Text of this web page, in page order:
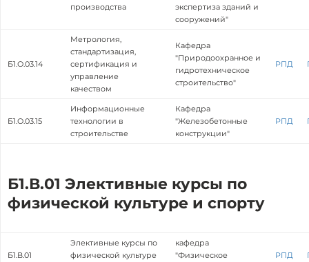
производства
экспертиза зданий и
сооружений"
Б1.О.03.14
Метрология,
стандартизация,
сертификация и
управление
качеством
Кафедра
"Природоохранное и
гидротехническое
строительство"
РПД
Б1.О.03.15
Информационные
технологии в
строительстве
Кафедра
"Железобетонные
конструкции"
РПД
Б1.В.01 Элективные курсы по
физической культуре и спорту
Б1.В.01
Элективные курсы по
физической культуре
кафедра
"Физическое
РПД